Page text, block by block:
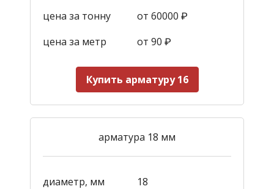
цена за тонну
от 60000 ₽
цена за метр
от 90 ₽
Купить арматуру 16
арматура 18 мм
диаметр, мм
18